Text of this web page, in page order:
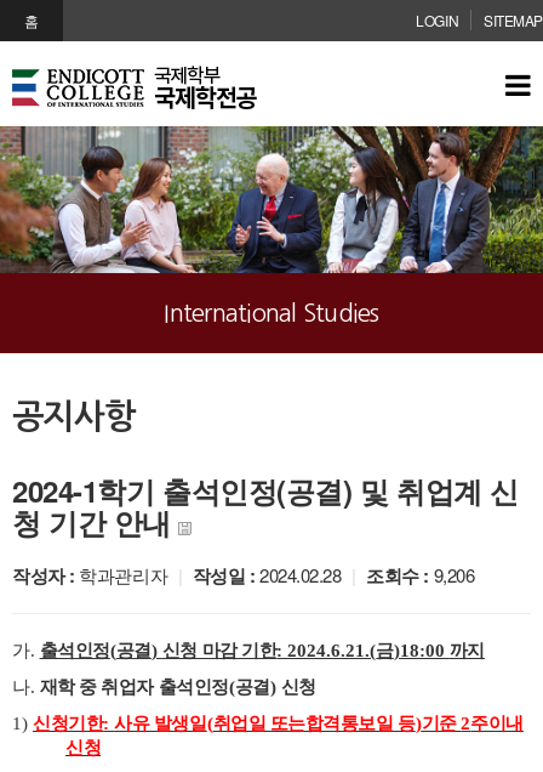
홈 LOGIN SITEMAP
International Studies
공지사항
2024-1학기 출석인정(공결) 및 취업계 신
청 기간 안내
작성자 : 학과관리자 작성일 :2024.02.28 조회수 : 9,206
가. 출석인정(공결) 신청 마감 기한: 2024.6.21.(금)18:00 까지
나. 재학 중 취업자 출석인정(공결) 신청
1) 신청기한:사유 발생일(취업일 또는합격통보일 등)기준2주이내
신청